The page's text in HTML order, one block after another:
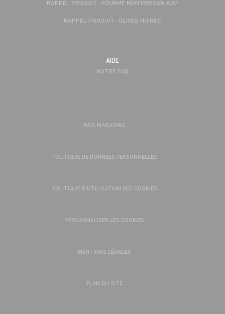
RAPPEL PRODUIT : FOURME MONTBRISON AOP
RAPPEL PRODUIT : OLIVES NOIRES
AIDE
NOTRE FAQ
NOS MAGASINS
POLITIQUE DE DONNÉES PERSONNELLES
POLITIQUE D’UTILISATION DES COOKIES
PERSONNALISER LES COOKIES
MENTIONS LÉGALES
PLAN DU SITE